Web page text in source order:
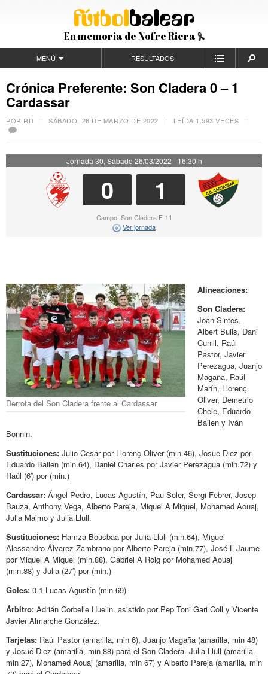
En memoria de Nofre Riera
MENÚ RESULTADOS
Crónica Preferente: Son Cladera 0 – 1
Cardassar
POR RD |SÁBADO, 26 DE MARZO DE 2022 | LEÍDA 1.593 VECES |
Jornada 30, Sábado 26/03/2022 - 16:30 h
0 1
Campo: Son Cladera F-11
Ver jornada
Derrota del Son Cladera frente al Cardassar
Alineaciones:
Son Cladera:
Joan Sintes,
Albert Buils, Dani
Cunill, Raúl
Pastor, Javier
Perezagua, Juanjo
Magaña, Raúl
Marín, Llorenç
Oliver, Demetrio
Chele, Eduardo
Bailen y Iván
Bonnin.
Sustituciones: Julio Cesar por Llorenç Oliver (min.46), Josue Diez por
Eduardo Bailen (min.64), Daniel Charles por Javier Perezagua (min.72) y
Raúl (6′) por (min.)
Cardassar: Ángel Pedro, Lucas Agustín, Pau Soler, Sergi Febrer, Josep
Bauza, Anthony Vega, Alberto Pareja, Miquel A Miquel, Mohamed Aouaj,
Julia Maimo y Julia Llull.
Sustituciones: Hamza Bousbaa por Julia Llull (min.64), Miguel
Alessandro Álvarez Zambrano por Alberto Pareja (min.77), José L Jaume
por Miquel A Miquel (min.88), Gabriel A Roig por Mohamed Aouaj
(min.88) y Julia (27′) por (min.)
Goles: 0-1 Lucas Agustín (min 69)
Árbitro: Adrián Corbelle Huelin. asistido por Pep Toni Gari Coll y Vicente
Javier Almarche González.
Tarjetas: Raúl Pastor (amarilla, min 6), Juanjo Magaña (amarilla, min 48)
y Josué Diez (amarilla, min 88) para el Son Cladera. Julia Llull (amarilla,
min 27), Mohamed Aouaj (amarilla, min 67) y Alberto Pareja (amarilla, min